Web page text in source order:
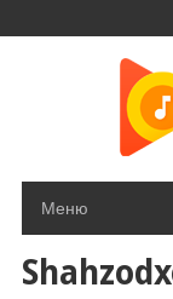
Меню